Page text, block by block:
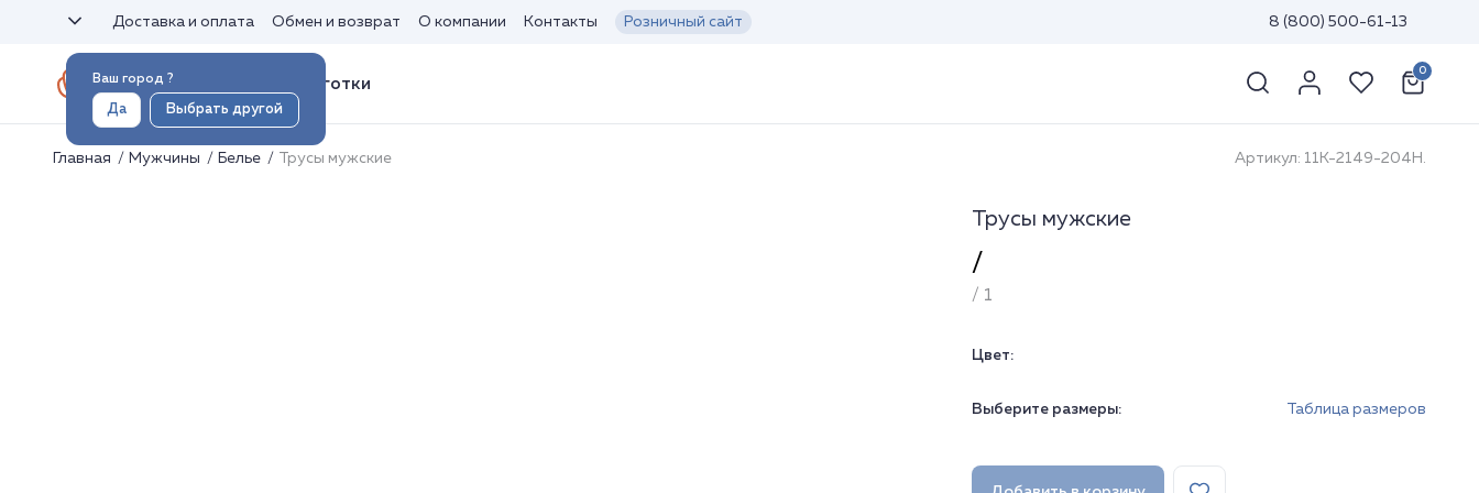
Ваш город ?
Да Выбрать другой
Доставка и оплата Обмен и возврат О компании Контакты Розничный сайт 8 (800) 500-61-13
Носки и колготки
0
Главная Мужчины Белье Трусы мужские Артикул: 11К-2149-204Н.
Трусы мужские
/
/ 1
Цвет:
Выберите размеры: Таблица размеров